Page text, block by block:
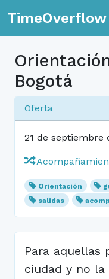
TimeOverflow
Bogotá
Oferta
21 de septiembre
Orientación
salidas
Para aquellas
ciudad y no la